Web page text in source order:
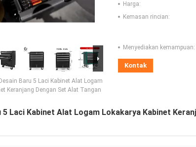
Desain Baru 5 Laci Kabinet Alat Logam
Keranjang Dengan Set Alat Tangan
Harga:
Kemasan rincian:
Menyediakan kemampuan:
Kontak
5 Laci Kabinet Alat Logam Lokakarya Kabinet